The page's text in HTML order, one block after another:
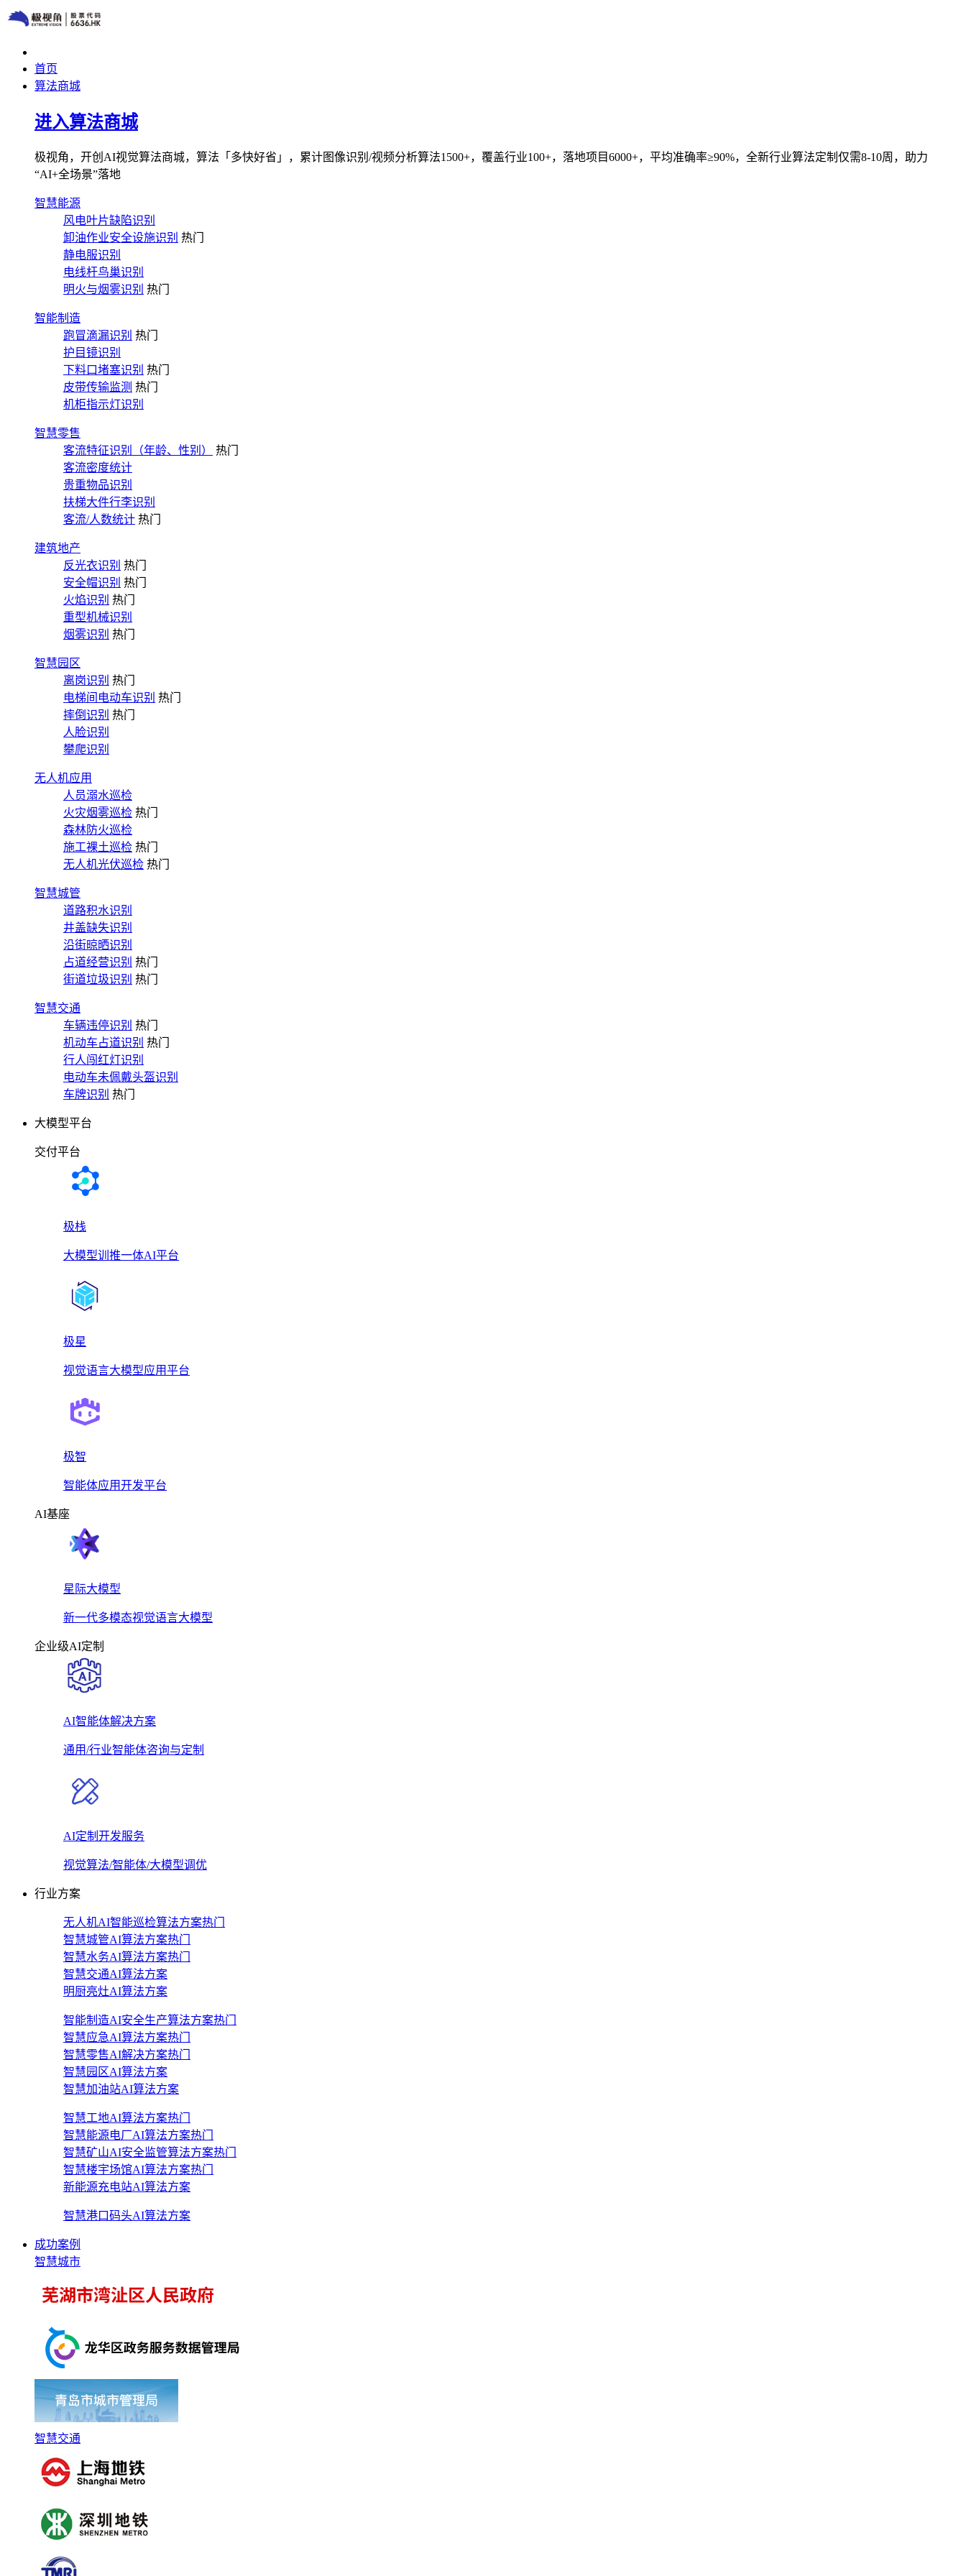
首页
算法商城
进入算法商城
极视角，开创AI视觉算法商城，算法「多快好省」，累计图像识别/视频分析算法1500+，覆盖行业100+，落地项目6000+，平均准确率≥90%，全新行业算法定制仅需8-10周，助力
“AI+全场景”落地
智慧能源
风电叶片缺陷识别
卸油作业安全设施识别 热门
静电服识别
电线杆鸟巢识别
明火与烟雾识别 热门
智能制造
跑冒滴漏识别 热门
护目镜识别
下料口堵塞识别 热门
皮带传输监测 热门
机柜指示灯识别
智慧零售
客流特征识别（年龄、性别）
热门
客流密度统计
贵重物品识别
扶梯大件行李识别
客流/人数统计 热门
建筑地产
反光衣识别 热门
安全帽识别 热门
火焰识别 热门
重型机械识别
烟雾识别 热门
智慧园区
离岗识别 热门
电梯间电动车识别 热门
摔倒识别 热门
人脸识别
攀爬识别
无人机应用
人员溺水巡检
火灾烟雾巡检 热门
森林防火巡检
施工裸土巡检 热门
无人机光伏巡检 热门
智慧城管
道路积水识别
井盖缺失识别
沿街晾晒识别
占道经营识别 热门
街道垃圾识别 热门
智慧交通
车辆违停识别 热门
机动车占道识别 热门
行人闯红灯识别
电动车未佩戴头盔识别
车牌识别 热门
大模型平台
交付平台
极栈
大模型训推一体AI平台
极星
视觉语言大模型应用平台
极智
智能体应用开发平台
AI基座
星际大模型
新一代多模态视觉语言大模型
企业级AI定制
AI智能体解决方案
通用/行业智能体咨询与定制
AI定制开发服务
视觉算法/智能体/大模型调优
行业方案
无人机AI智能巡检算法方案热门
智慧城管AI算法方案热门
智慧水务AI算法方案热门
智慧交通AI算法方案
明厨亮灶AI算法方案
智能制造AI安全生产算法方案热门
智慧应急AI算法方案热门
智慧零售AI解决方案热门
智慧园区AI算法方案
智慧加油站AI算法方案
智慧工地AI算法方案热门
智慧能源电厂AI算法方案热门
智慧矿山AI安全监管算法方案热门
智慧楼宇场馆AI算法方案热门
新能源充电站AI算法方案
智慧港口码头AI算法方案
成功案例
智慧城市
智慧交通